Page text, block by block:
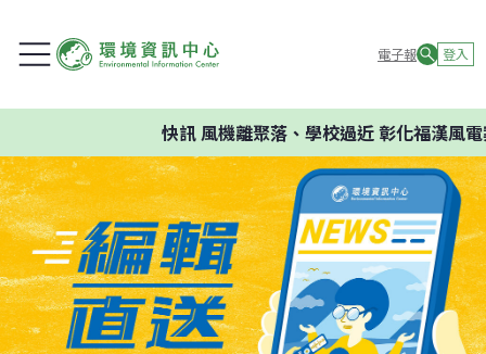
電子報 登入
快訊風機離聚落、學校過近 彰化福漢風電